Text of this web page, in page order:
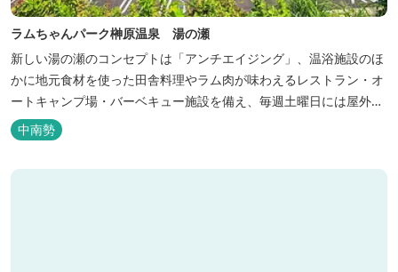
ラムちゃんパーク榊原温泉 湯の瀬
新しい湯の瀬のコンセプトは「アンチエイジング」、温浴施設のほ
かに地元食材を使った田舎料理やラム肉が味わえるレストラン・オ
ートキャンプ場・バーベキュー施設を備え、毎週土曜日には屋外に
「湯の瀬市場」を設け、新鮮野菜の販売が行われています。 また、
観光旅行が困難な障がい者や介助が必要な高齢者の利用に特化した
中南勢